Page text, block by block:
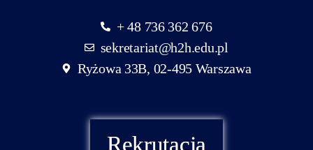
+ 48 736 362 676
sekretariat@h2h.edu.pl
Ryżowa 33B, 02-495 Warszawa
Rekrutacja